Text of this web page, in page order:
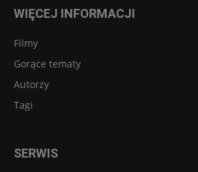
WIĘCEJ INFORMACJI
Filmy
Gorące tematy
Autorzy
Tagi
SERWIS